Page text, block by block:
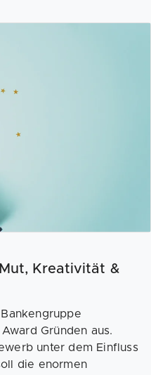
Kreativität &
Gründen aus.
unter dem Einfluss
die enormen